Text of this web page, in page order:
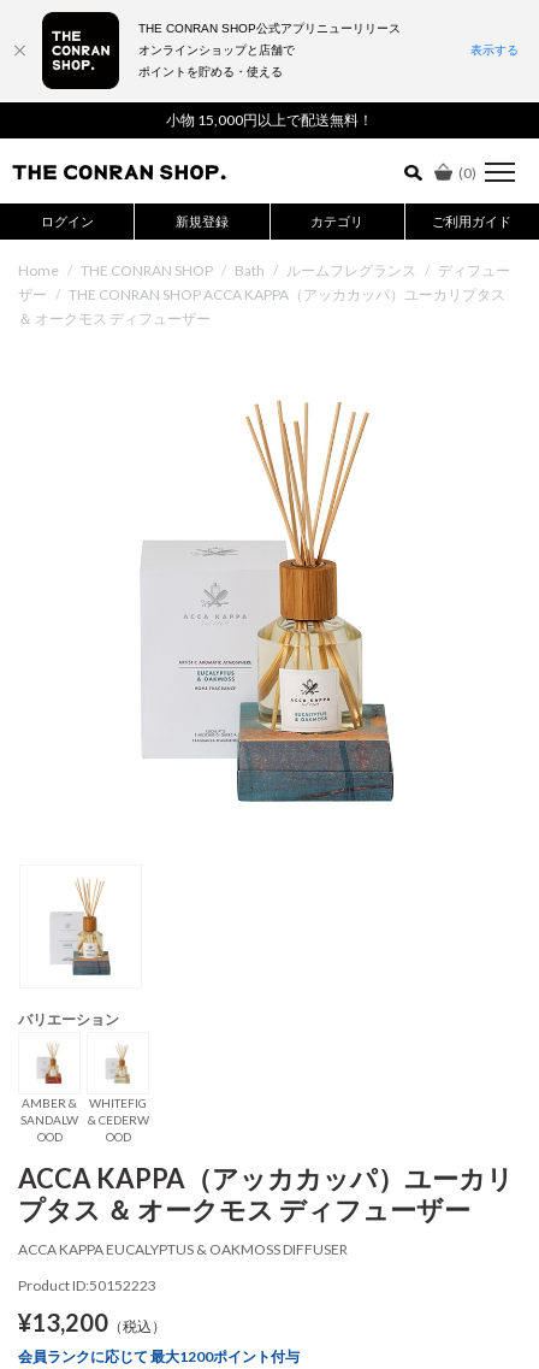
小物 15,000円以上で配送無料！
(0)
ログイン 新規登録 カテゴリ ご利用ガイド
詳細検索はこちら
Home / THE CONRAN SHOP / Bath / ルームフレグランス / ディフュー
ザー / THE CONRAN SHOP ACCA KAPPA（アッカカッパ）ユーカリプタス
＆ オークモス ディフューザー
バリエーション
AMBER &
SANDALW
OOD
WHITEFIG
& CEDERW
OOD
ACCA KAPPA（アッカカッパ）ユーカリ
プタス ＆ オークモス ディフューザー
ACCA KAPPA EUCALYPTUS & OAKMOSS DIFFUSER
Product ID:50152223
¥13,200 （税込）
会員ランクに応じて 最大1200ポイント付与
THE CONRAN SHOP公式アプリニューリリース
オンラインショップと店舗で
ポイントを貯める・使える
表示する